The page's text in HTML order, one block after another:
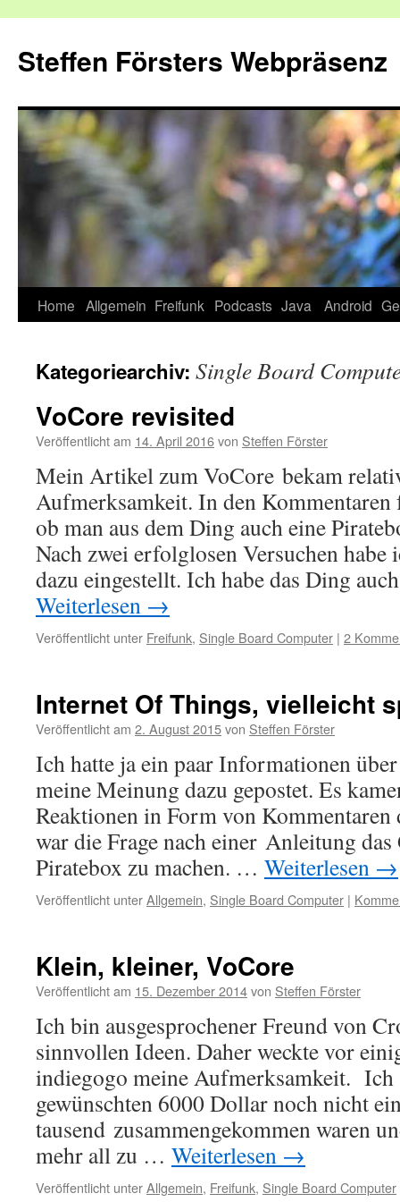
springen
Steffen Försters Webpräsenz
Home Allgemein Freifunk Podcasts Java Android
Kategoriearchiv: Single Board
VoCore revisited
Veröffentlicht am 14. April 2016von Steffen Förster
Mein Artikel zum VoCore bekam
Aufmerksamkeit. In den Kommentaren
ob man aus dem Ding auch eine
Nach zwei erfolglosen Versuchen habe
dazu eingestellt. Ich habe das Ding
Weiterlesen →
Veröffentlicht unter Freifunk, Single Board Computer | 2
Internet Of Things, vielleicht
Veröffentlicht am 2. August 2015von Steffen Förster
Ich hatte ja ein paar Informationen
meine Meinung dazu gepostet. Es
Reaktionen in Form von
war die Frage nach einer Anleitung das
Piratebox zu machen. … Weiterlesen →
Veröffentlicht unterAllgemein, Single Board Computer |
Klein, kleiner, VoCore
Veröffentlicht am 15. Dezember 2014von Steffen Förster
Ich bin ausgesprochener Freund von
sinnvollen Ideen. Daher weckte vor
indiegogo meine Aufmerksamkeit. Ich
gewünschten 6000 Dollar noch nicht
tausend zusammengekommen waren
mehr all zu … Weiterlesen →
Veröffentlicht unterAllgemein, Freifunk, Single Board Computer